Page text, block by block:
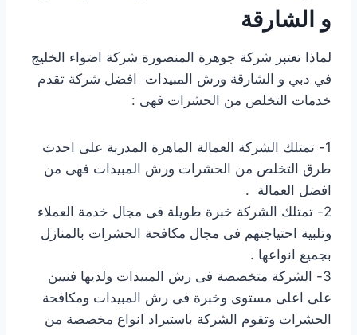
و الشارقة
لماذا تعتبر شركة جوهرة المنصورة شركة اضواء الخليج
في دبي و الشارقة ورش المبيدات افضل شركة تقدم
خدمات التخلص من الحشرات فهى :
1- تمتلك الشركة العمالة الماهرة المدربة على احدث
طرق التخلص من الحشرات ورش المبيدات فهى من
افضل العمالة .
2- تمتلك الشركة خبرة طويلة فى مجال خدمة العملاء
وتلبية احتياجتهم فى مجال مكافحة الحشرات بالمنازل
بجميع انواعها .
3- الشركة متخصصة فى رش المبيدات ولديها فنيين
على اعلى مستوى وخبرة فى رش المبيدات ومكافحة
الحشرات وتقوم الشركة باستيراد انواع مخصصة من